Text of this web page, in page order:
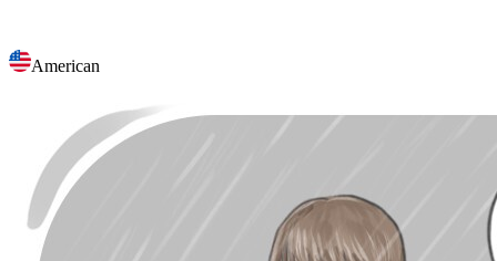
American